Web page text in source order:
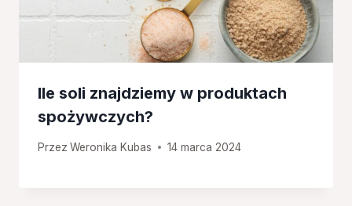
Ile soli znajdziemy w produktach
spożywczych?
Przez Weronika Kubas 14 marca 2024